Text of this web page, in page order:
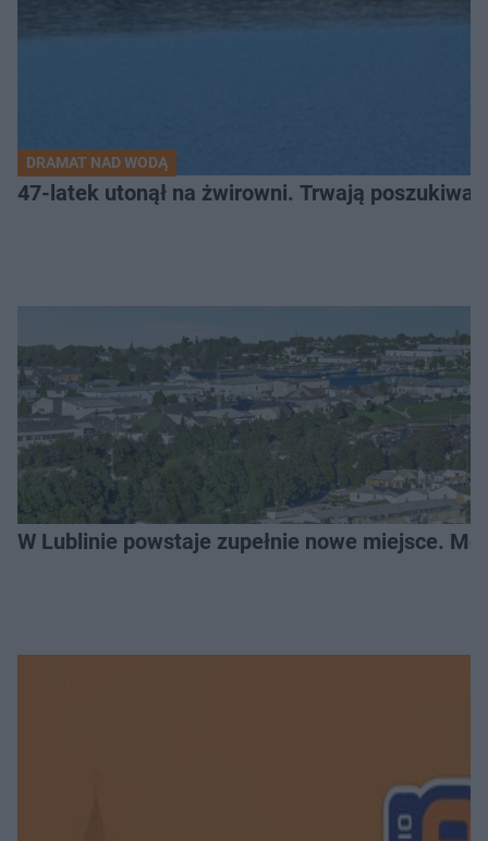
DRAMAT NAD WODĄ
47-latek utonął na żwirowni. Trwają
W Lublinie powstaje zupełnie nowe miejsce.